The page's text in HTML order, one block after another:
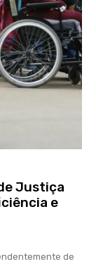
Justiça
e
de